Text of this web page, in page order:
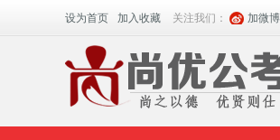
设为首页 加入收藏 关注我们： 加微博